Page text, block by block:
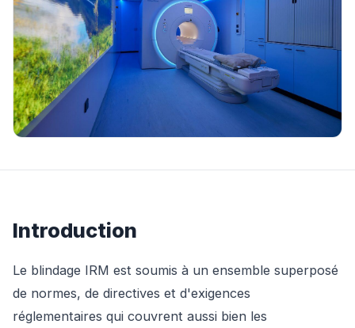
Introduction
Le blindage IRM est soumis à un ensemble superposé
de normes, de directives et d'exigences
réglementaires qui couvrent aussi bien les